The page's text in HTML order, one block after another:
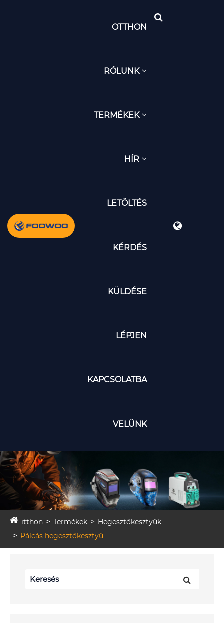
OTTHON
RÓLUNK
TERMÉKEK
HÍR
LETÖLTÉS
KÉRDÉS
KÜLDÉSE
LÉPJEN
KAPCSOLATBA
VELÜNK
itthon Termékek
Hegesztőkesztyűk
Pálcás hegesztőkesztyű